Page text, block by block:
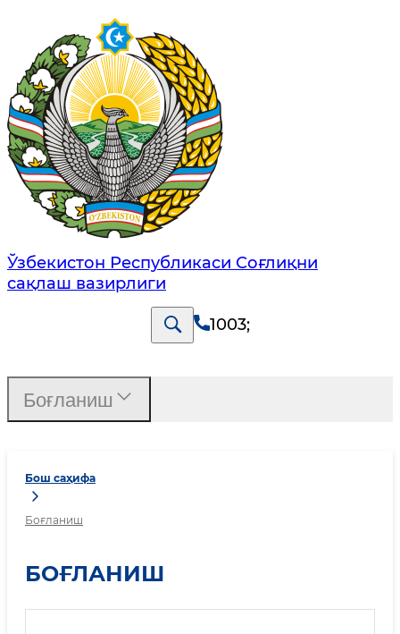
Ўзбекистон Республикаси Соғлиқни
сақлаш вазирлиги
1003;
Бош саҳифа
Боғланиш
БОҒЛАНИШ
Боғланиш